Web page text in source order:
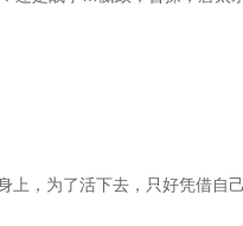
上，为了活下去，只好凭借自